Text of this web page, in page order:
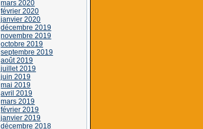
mars 2020
février 2020
janvier 2020
décembre 2019
novembre 2019
octobre 2019
septembre 2019
août 2019
juillet 2019
juin 2019
mai 2019
avril 2019
mars 2019
février 2019
janvier 2019
décembre 2018